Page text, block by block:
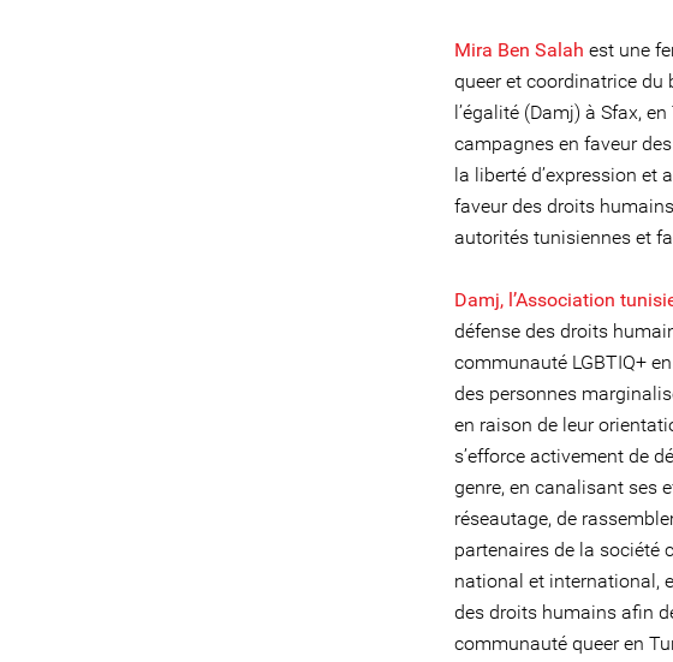
Mira Ben Salah est une
queer et coordinatrice du
l’égalité (Damj) à Sfax,
campagnes en faveur
la liberté d’expression et
faveur des droits
autorités tunisiennes et
Damj, l’Association
défense des droits
communauté LGBTIQ+
des personnes
en raison de leur
s’efforce activement de
genre, en canalisant ses
réseautage, de
partenaires de la société
national et international,
des droits humains afin
communauté queer en